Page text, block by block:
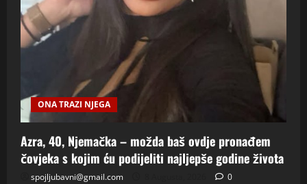
ONA TRAZI NJEGA
Azra, 40, Njemačka – možda baš ovdje pronađem
čovjeka s kojim ću podijeliti najljepše godine života
spojljubavni@gmail.com 0